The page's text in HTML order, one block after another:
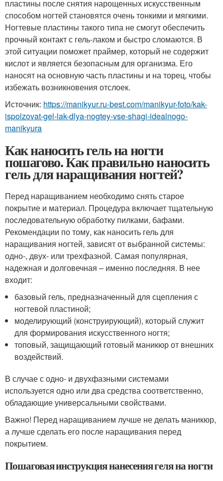
пластины после снятия нарощенных искусственным
способом ногтей становятся очень тонкими и мягкими.
Ногтевые пластины такого типа не смогут обеспечить
прочный контакт с гель-лаком и быстро сломаются. В
этой ситуации поможет праймер, который не содержит
кислот и является безопасным для организма. Его
наносят на основную часть пластины и на торец, чтобы
избежать возникновения отслоек.
Источник: https://manikyur.ru-best.com/manikyur-foto/kak-
ispolzovat-gel-lak-dlya-nogtey-vse-shagi-idealnogo-
manikyura
Как наносить гель на ногти
пошагово. Как правильно наносить
гель для наращивания ногтей?
Перед наращиванием необходимо снять старое
покрытие и материал. Процедура включает тщательную
последовательную обработку пилками, бафами.
Рекомендации по тому, как наносить гель для
наращивания ногтей, зависят от выбранной системы:
одно-, двух- или трехфазной. Самая популярная,
надежная и долговечная – именно последняя. В нее
входит:
базовый гель, предназначенный для сцепления с
ногтевой пластиной;
моделирующий (конструирующий), который служит
для формирования искусственного ногтя;
топовый, защищающий готовый маникюр от внешних
воздействий.
В случае с одно- и двухфазными системами
используется одно или два средства соответственно,
обладающие универсальными свойствами.
Важно! Перед наращиванием лучше не делать маникюр,
а лучше сделать его после наращивания перед
покрытием.
Пошаговая инструкция нанесения геля на ногти